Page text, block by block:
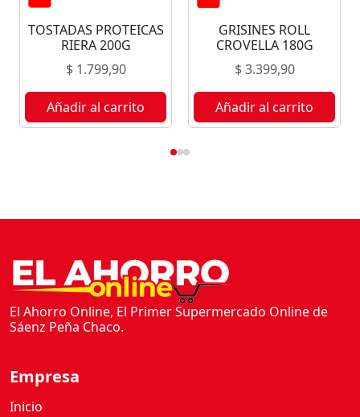
TOSTADAS PROTEICAS
RIERA 200G
$1.799,90
Añadir al carrito
GRISINES ROLL
CROVELLA 180G
$3.399,90
Añadir al carrito
El Ahorro Online, El Primer Supermercado Online de
Sáenz Peña Chaco.
Empresa
Inicio